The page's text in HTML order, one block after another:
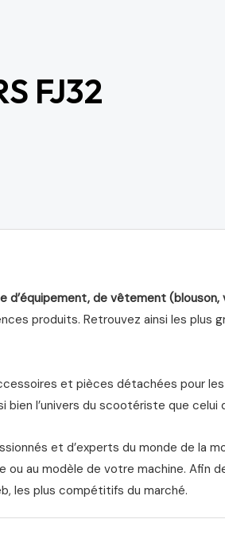
FJ32
d’équipement, de vêtement
produits. Retrouvez ainsi les plus
et pièces détachées pour
l’univers du scootériste que
et d’experts du monde de
ou au modèle de votre machine.
les plus compétitifs du marché.